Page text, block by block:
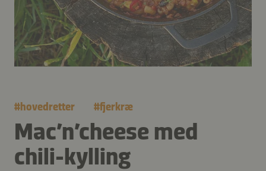
#hovedretter #fjerkræ
Mac’n’cheese med
chili-kylling